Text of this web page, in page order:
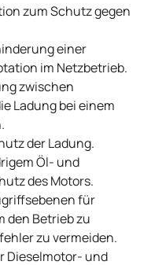
zum Schutz gegen
einer
im Netzbetrieb.
zwischen
Ladung bei einem
der Ladung.
Öl- und
des Motors.
für
den Betrieb zu
zu vermeiden.
Dieselmotor- und